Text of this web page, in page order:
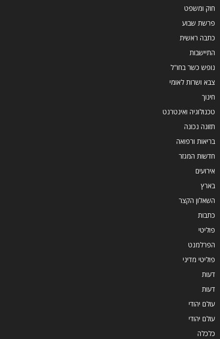
חוק ומשפט
פרשת שבוע
כתבה ראשית
התיישבות
נופש כשר בחו"ל
צבא ושרות לאומי
חינוך
טכנולוגיה ואינטרנט
תזונה נכונה
בריאות ורפואה
חדשות המגזר
אירועים
בארץ
השאלון הקצר
כתבות
פוליטי
הפרלמנט
פוליטי מדיני
דעות
דעות
עולם יהודי
עולם יהודי
כלכלה